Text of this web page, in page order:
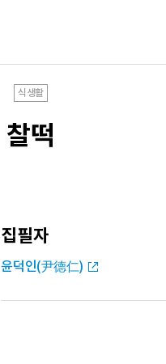
식생활
찰떡
집필자
윤덕인(尹德仁)